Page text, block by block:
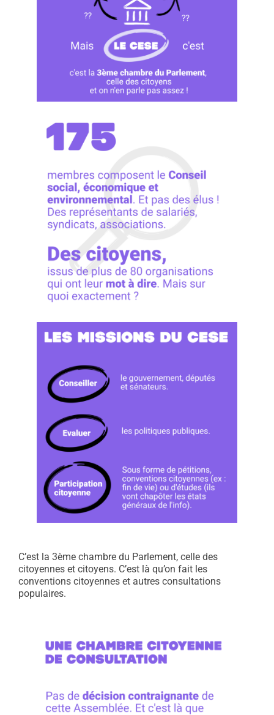
C’est la 3ème chambre du Parlement, celle des
citoyennes et citoyens. C’est là qu’on fait les
conventions citoyennes et autres consultations
populaires.